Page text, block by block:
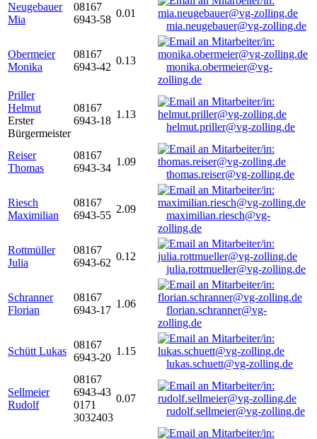
Neugebauer
Mia
08167
6943-58
0.01
mia.neugebauer@vg-zolling.de
Obermeier
Monika
08167
6943-42
0.13
monika.obermeier@vg-
zolling.de
Priller
Helmut
Erster
Bürgermeister
08167
6943-18
1.13
helmut.priller@vg-zolling.de
Reiser
Thomas
08167
6943-34
1.09
thomas.reiser@vg-zolling.de
Riesch
Maximilian
08167
6943-55
2.09
maximilian.riesch@vg-
zolling.de
Rottmüller
Julia
08167
6943-62
0.12
julia.rottmueller@vg-zolling.de
Schranner
Florian
08167
6943-17
1.06
florian.schranner@vg-
zolling.de
Schütt Lukas
08167
6943-20
1.15
lukas.schuett@vg-zolling.de
Sellmeier
Rudolf
08167
6943-43
0171
3032403
0.07
rudolf.sellmeier@vg-zolling.de